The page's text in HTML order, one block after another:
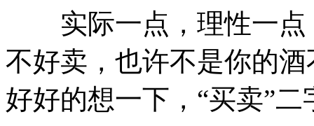
实际一点，理性一点
不好卖，也许不是你的
好好的想一下，“买卖”